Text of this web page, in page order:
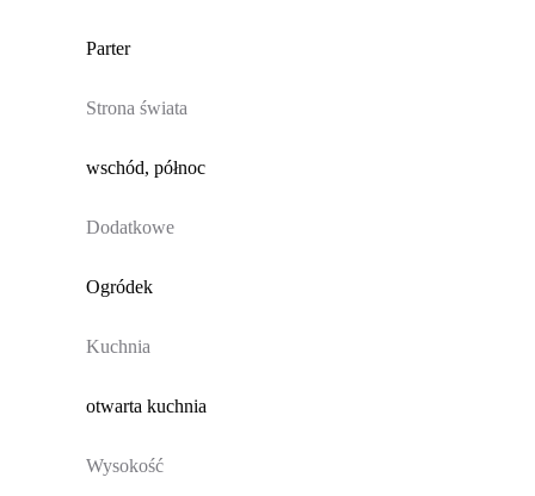
Parter
Strona świata
wschód, północ
Dodatkowe
Ogródek
Kuchnia
otwarta kuchnia
Wysokość